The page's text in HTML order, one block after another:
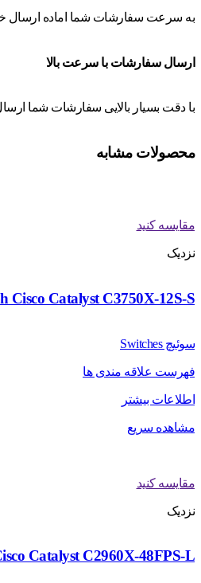
به سرعت سفارشات شما اماده ارسال
ارسال سفارشات با سرعت بالا
با دقت بسیار بالایی سفارشات شما
محصولات مشابه
مقایسه کنید
نزدیک
Cisco Catalyst C3750X-12S-S
سوئیچ Switches
فهرست علاقه مندی ها
اطلاعات بیشتر
مشاهده سریع
مقایسه کنید
نزدیک
Catalyst C2960X-48FPS-L